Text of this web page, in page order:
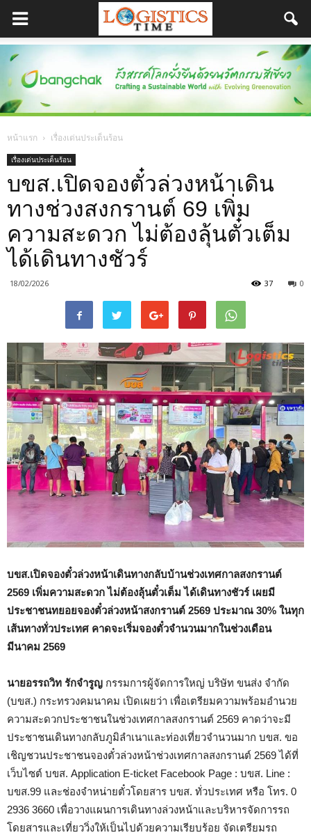
หน้าแรก เรื่องเด่นประเด็นร้อน
เรื่องเด่นประเด็นร้อน
บขส.เปิดจองตั๋วล่วงหน้าเดิน
ทางช่วงสงกรานต์ 69 เพิ่ม
ความสะดวก ไม่ต้องลุ้นตั๋วเต็ม
ได้เดินทางชัวร์
18/02/2026 0
37
บขส.เปิดจองตั๋วล่วงหน้าเดินทางกลับบ้านช่วงเทศกาลสงกรานต์
2569 เพิ่มความสะดวก ไม่ต้องลุ้นตั๋วเต็ม ได้เดินทางชัวร์ เผยมี
ประชาชนทยอยจองตั๋วล่วงหน้าสงกรานต์ 2569 ประมาณ 30% ในทุก
เส้นทางทั่วประเทศ คาดจะเริ่มจองตั๋วจำนวนมากในช่วงเดือน
มีนาคม 2569
นายอรรถวิท รักจำรูญ กรรมการผู้จัดการใหญ่ บริษัท ขนส่ง จำกัด
(บขส.) กระทรวงคมนาคม เปิดเผยว่า เพื่อเตรียมความพร้อมอำนวย
ความสะดวกประชาชนในช่วงเทศกาลสงกรานต์ 2569 คาดว่าจะมี
ประชาชนเดินทางกลับภูมิลำเนาและท่องเที่ยวจำนวนมาก บขส. ขอ
เชิญชวนประชาชนจองตั๋วล่วงหน้าช่วงเทศกาลสงกรานต์ 2569 ได้ที่
เว็บไซต์ บขส. Application E-ticket Facebook Page : บขส. Line :
บขส.99 และช่องจำหน่ายตั๋วโดยสาร บขส. ทั่วประเทศ หรือ โทร. 0
2936 3660 เพื่อวางแผนการเดินทางล่วงหน้าและบริหารจัดการรถ
โดยสารและเที่ยววิ่งให้เป็นไปด้วยความเรียบร้อย จัดเตรียมรถ